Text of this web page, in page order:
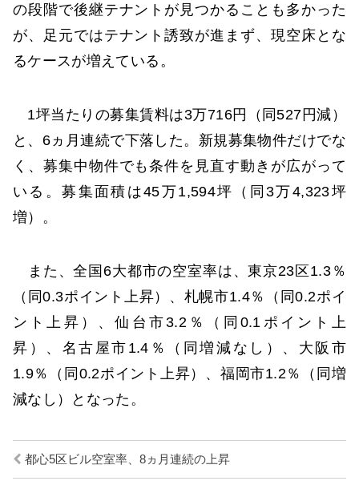
の段階で後継テナントが見つかることも多かった
が、足元ではテナント誘致が進まず、現空床とな
るケースが増えている。
1坪当たりの募集賃料は3万716円（同527円減）
と、6ヵ月連続で下落した。新規募集物件だけでな
く、募集中物件でも条件を見直す動きが広がって
いる。募集面積は45万1,594坪（同3万4,323坪
増）。
また、全国6大都市の空室率は、東京23区1.3％
（同0.3ポイント上昇）、札幌市1.4％（同0.2ポイ
ント上昇）、仙台市3.2％（同0.1ポイント上
昇）、名古屋市1.4％（同増減なし）、大阪市
1.9％（同0.2ポイント上昇）、福岡市1.2％（同増
減なし）となった。
都心5区ビル空室率、8ヵ月連続の上昇